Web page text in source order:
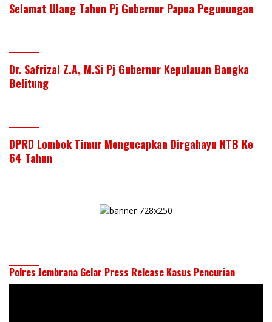
Selamat Ulang Tahun Pj Gubernur Papua Pegunungan
Dr. Safrizal Z.A, M.Si Pj Gubernur Kepulauan Bangka
Belitung
DPRD Lombok Timur Mengucapkan Dirgahayu NTB Ke
64 Tahun
Polres Jembrana Gelar Press Release Kasus Pencurian